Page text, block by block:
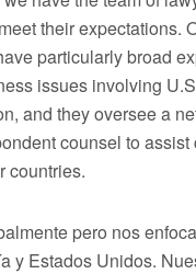
their expectations.
particularly broad
issues involving
and they oversee a
counsel to
countries.
pero nos
y Estados Unidos.